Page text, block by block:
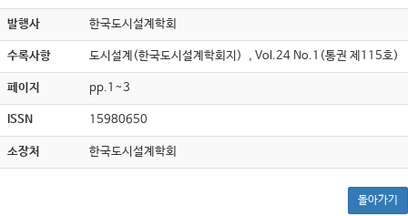
발행사 한국도시설계학회
수록사항 도시설계(한국도시설계학회지) , Vol.24 No.1(통권 제115호)
페이지 pp.1~3
ISSN 15980650
소장처 한국도시설계학회